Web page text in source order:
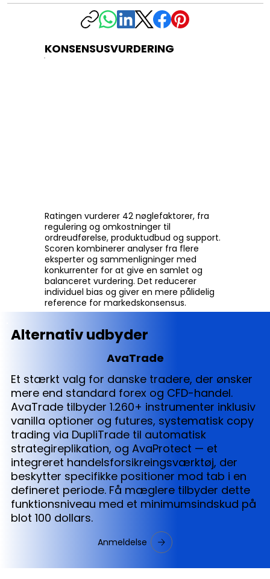
KONSENSUSVURDERING
Ratingen vurderer 42 nøglefaktorer, fra
regulering og omkostninger til
ordreudførelse, produktudbud og support.
Scoren kombinerer analyser fra flere
eksperter og sammenligninger med
konkurrenter for at give en samlet og
balanceret vurdering. Det reducerer
individuel bias og giver en mere pålidelig
reference for markedskonsensus.
Alternativ udbyder
AvaTrade
Et stærkt valg for danske tradere, der ønsker
mere end standard forex og CFD-handel.
AvaTrade tilbyder 1.260+ instrumenter inklusiv
vanilla optioner og futures, systematisk copy
trading via DupliTrade til automatisk
strategireplikation, og AvaProtect — et
integreret handelsforsikreingsværktøj, der
beskytter specifikke positioner mod tab i en
defineret periode. Få mæglere tilbyder dette
funktionsniveau med et minimumsindskud på
blot 100 dollars.
Anmeldelse